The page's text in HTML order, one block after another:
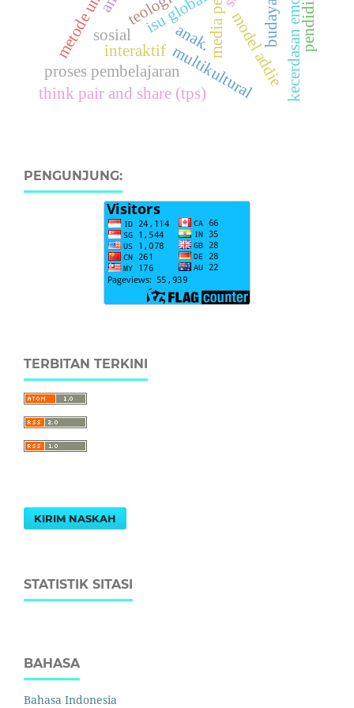
multikultural
think pair and share (tps)
model addie
interaktif
proses pembelajaran
isu global budaya
sosial anak.
PENGUNJUNG:
TERBITAN TERKINI
KIRIM NASKAH
STATISTIK SITASI
BAHASA
Bahasa Indonesia